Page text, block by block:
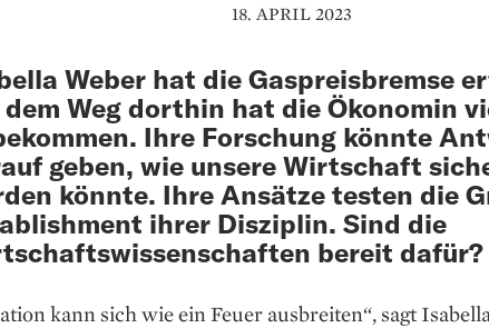
18. APRIL 2023
Weber hat die Gaspreisbremse
Weg dorthin hat die Ökonomin
Ihre Forschung könnte
geben, wie unsere Wirtschaft
könnte. Ihre Ansätze testen die
ihrer Disziplin. Sind die
bereit dafür?
kann sich wie ein Feuer ausbreiten“, sagt